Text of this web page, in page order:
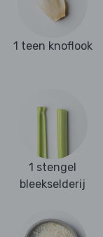
1 teen knoflook
1 stengel
bleekselderij